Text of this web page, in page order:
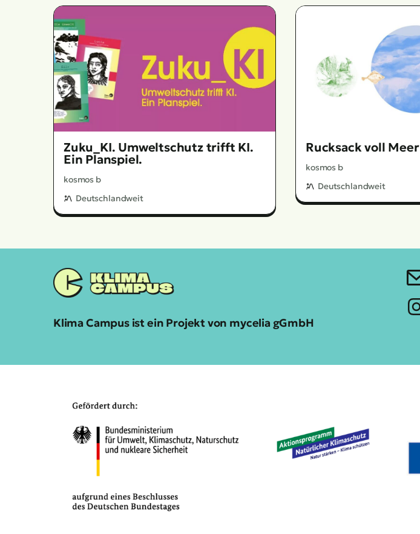
Zuku_KI. Umweltschutz trifft KI.
Ein Planspiel.
kosmos b
Deutschlandweit
Rucksack voll Meer
kosmos b
Deutschlandweit
Klima Campus ist ein Projekt von mycelia gGmbH